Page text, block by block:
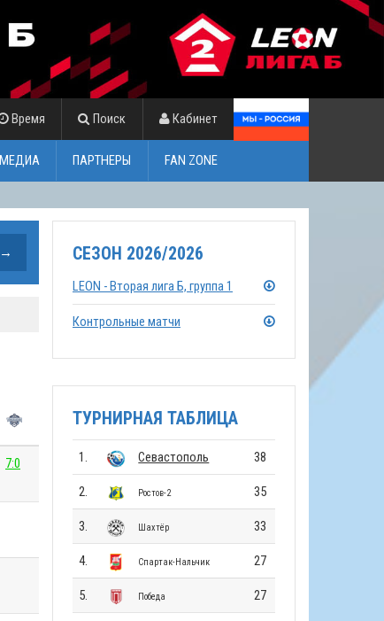
Время Поиск Кабинет
МЕДИА ПАРТНЕРЫ FAN ZONE
7:0
СЕЗОН 2026/2026
LEON - Вторая лига Б, группа 1
Контрольные матчи
ТУРНИРНАЯ ТАБЛИЦА
1. Севастополь 38
2. Ростов-2 35
3. Шахтёр 33
4. Спартак-Нальчик 27
5. Победа 27